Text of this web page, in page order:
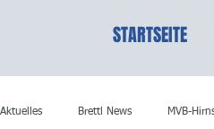
STARTSEITE
Aktuelles Brettl News MVB-